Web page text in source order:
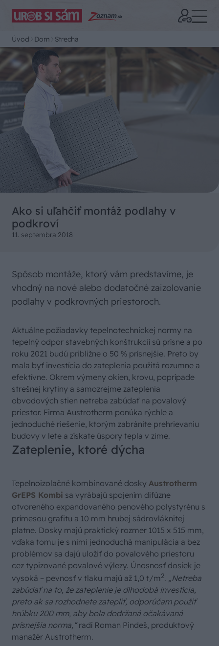
Úvod Dom Strecha
Ako si uľahčiť montáž podlahy v
podkroví
11. septembra 2018
Spôsob montáže, ktorý vám predstavíme, je
vhodný na nové alebo dodatočné zaizolovanie
podlahy v podkrovných priestoroch.
Aktuálne požiadavky tepelnotechnickej normy na
tepelný odpor stavebných konštrukcií sú prísne a po
roku 2021 budú približne o 50 % prísnejšie. Preto by
mala byť investícia do zateplenia použitá rozumne a
efektívne. Okrem výmeny okien, krovu, poprípade
strešnej krytiny a samozrejme zateplenia
obvodových stien netreba zabúdať na povalový
priestor. Firma Austrotherm ponúka rýchle a
jednoduché riešenie, ktorým zabránite prehrievaniu
budovy v lete a získate úspory tepla v zime.
Zateplenie, ktoré dýcha
Tepelnoizolačné kombinované dosky Austrotherm
GrEPS Kombi sa vyrábajú spojením difúzne
otvoreného expandovaného penového polystyrénu s
prímesou grafitu a 10 mm hrubej sádrovláknitej
platne. Dosky majú praktický rozmer 1015 x 515 mm,
vďaka tomu je s nimi jednoduchá manipulácia a bez
problémov sa dajú uložiť do povalového priestoru
cez typizované povalové výlezy. Únosnosť dosiek je
vysoká – pevnosť v tlaku majú až 1,0 t/m2. „Netreba
zabúdať na to, že zateplenie je dlhodobá investícia,
preto ak sa rozhodnete zatepliť, odporúčam použiť
hrúbku 200 mm, aby bola dodržaná očakávaná
prísnejšia norma,“radí Roman Pindeš, produktový
manažér Austrotherm.